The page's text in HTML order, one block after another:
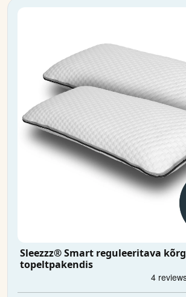
Sleezzz® Smart reguleeritava
topeltpakendis